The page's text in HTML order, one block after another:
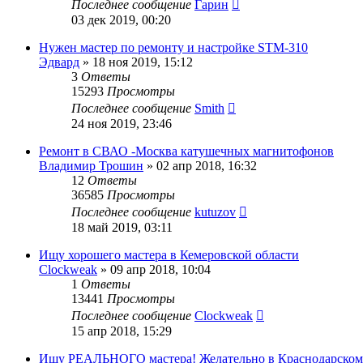
Последнее сообщение Гарин
03 дек 2019, 00:20
Нужен мастер по ремонту и настройке STM-310
Эдвард » 18 ноя 2019, 15:12
3 Ответы
15293 Просмотры
Последнее сообщение Smith
24 ноя 2019, 23:46
Ремонт в СВАО -Москва катушечных магнитофонов
Владимир Трошин » 02 апр 2018, 16:32
12 Ответы
36585 Просмотры
Последнее сообщение kutuzov
18 май 2019, 03:11
Ищу хорошего мастера в Кемеровской области
Clockweak » 09 апр 2018, 10:04
1 Ответы
13441 Просмотры
Последнее сообщение Clockweak
15 апр 2018, 15:29
Ищу РЕАЛЬНОГО мастера! Желательно в Краснодарском